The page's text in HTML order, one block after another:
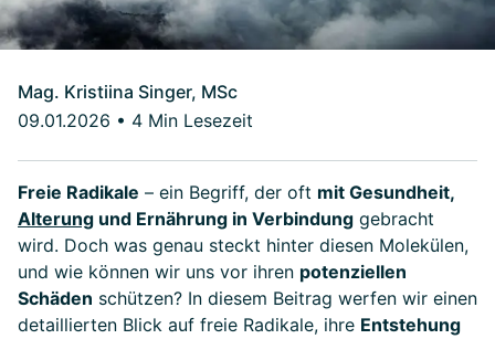
Mag. Kristiina Singer, MSc
09.01.2026 • 4 Min Lesezeit
Freie Radikale – ein Begriff, der oft mit Gesundheit,
Alterung und Ernährung in Verbindung gebracht
wird. Doch was genau steckt hinter diesen Molekülen,
und wie können wir uns vor ihren potenziellen
Schäden schützen? In diesem Beitrag werfen wir einen
detaillierten Blick auf freie Radikale, ihre Entstehung